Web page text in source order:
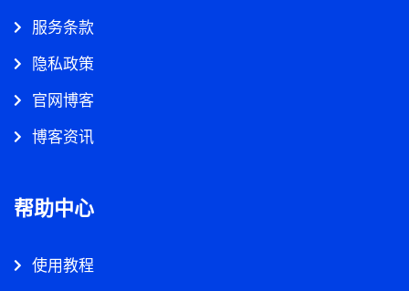
服务条款
隐私政策
官网博客
博客资讯
帮助中心
使用教程